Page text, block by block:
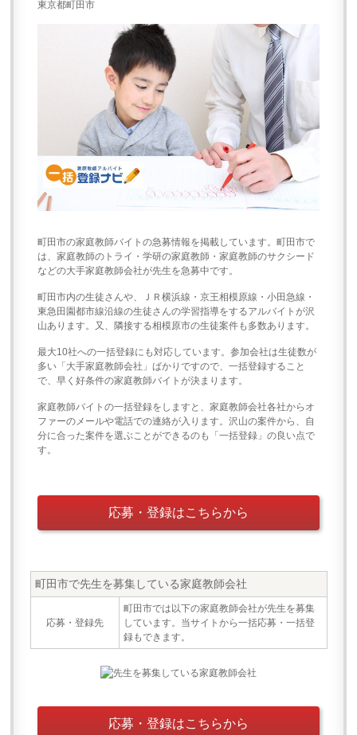
東京都町田市
町田市の家庭教師バイトの急募情報を掲載しています。町田市で
は、家庭教師のトライ・学研の家庭教師・家庭教師のサクシード
などの大手家庭教師会社が先生を急募中です。
町田市内の生徒さんや、ＪＲ横浜線・京王相模原線・小田急線・
東急田園都市線沿線の生徒さんの学習指導をするアルバイトが沢
山あります。又、隣接する相模原市の生徒案件も多数あります。
最大10社への一括登録にも対応しています。参加会社は生徒数が
多い「大手家庭教師会社」ばかりですので、一括登録すること
で、早く好条件の家庭教師バイトが決まります。
家庭教師バイトの一括登録をしますと、家庭教師会社各社からオ
ファーのメールや電話での連絡が入ります。沢山の案件から、自
分に合った案件を選ぶことができるのも「一括登録」の良い点で
す。
応募・登録はこちらから
町田市で先生を募集している家庭教師会社
応募・登録先
町田市では以下の家庭教師会社が先生を募集
しています。当サイトから一括応募・一括登
録もできます。
応募・登録はこちらから